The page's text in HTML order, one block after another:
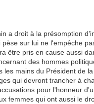
a droit à la présomption
sur lui ne l'empêche
être pris en cause aussi
des hommes
les mains du Président de
qui devront trancher à
pour l'honneur
femmes qui ont aussi le